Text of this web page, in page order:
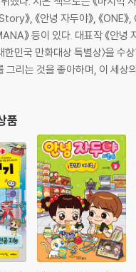
실을 이용해 농사를 짓는다고요?
훈련을 한다고요?
타났다!·58
엇일까요?
, 언제부터 발명한 걸까요?
·66
증강 현실을 볼 수 있다고요?
수술도 하고, 쇼핑도 한다고요?
게임과 스포츠가 있다고요?
》, 《안녕 자두야》, 《ONE》,
》 등이 있다. 대표작 《안녕
한민국 만화대상 특별상〉을 수
그리는 것을 좋아하며, 이 세상
품